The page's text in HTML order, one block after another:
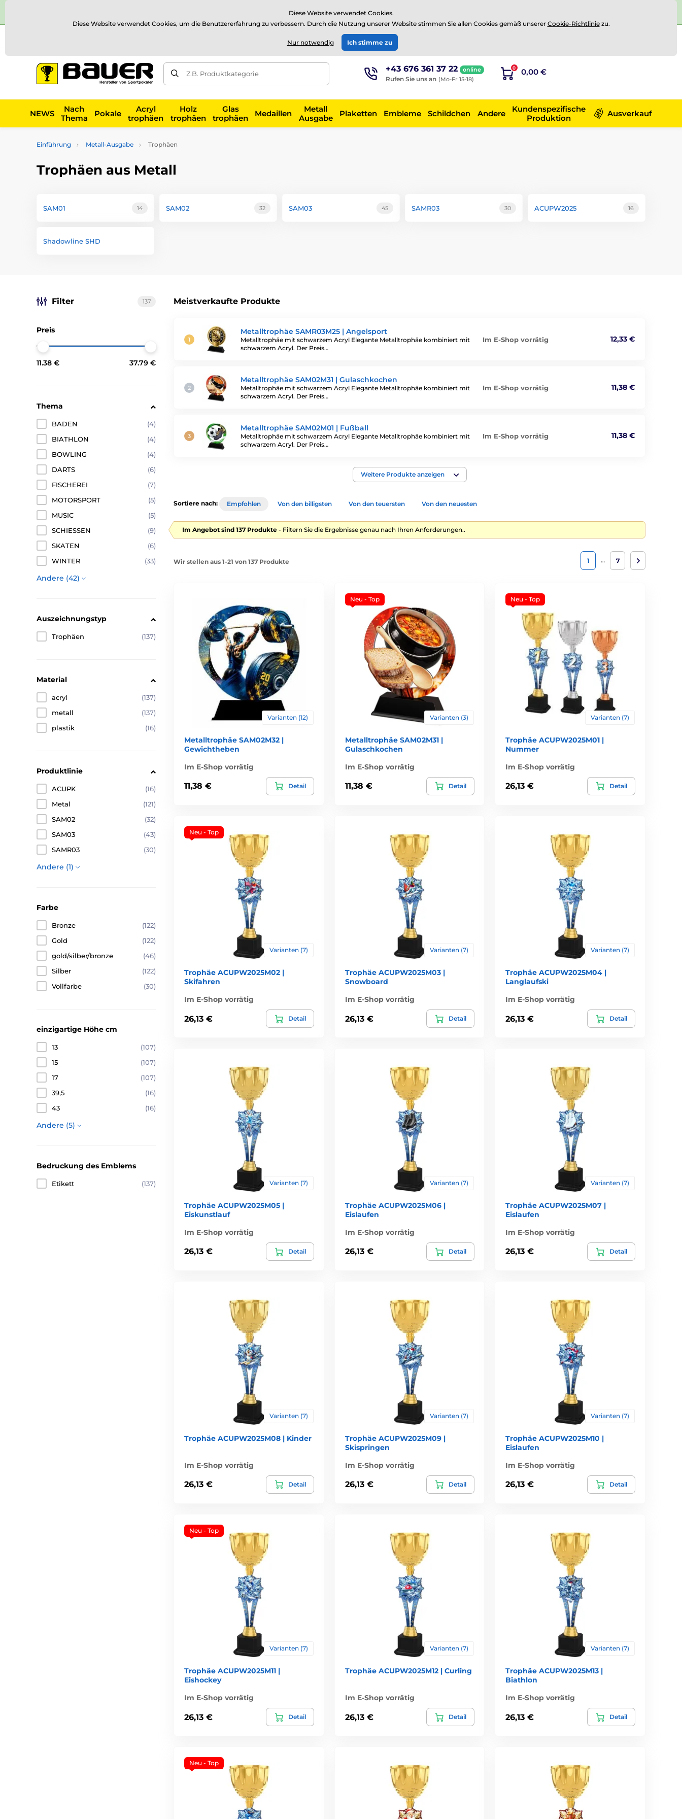
⭐Siehe 504 verifizierte Bewertungen aufTrustpilot
EUR
Z.B. Produktkategorie +43 676 361 37 22 online
Rufen Sie uns an (Mo-Fr 15-18)
0 0,00 €
NEWS
Nach
Thema
Pokale
Acryl
trophäen
Holz
trophäen
Glas
trophäen
Medaillen
Metall
Ausgabe
Plaketten Embleme Schildchen Andere
Kundenspezifische
Produktion
Ausverkauf
Einführung Metall-Ausgabe Trophäen
Trophäen aus Metall
SAM01 14 SAM02 32 SAM03 45 SAMR03 30 ACUPW2025 16
Shadowline SHD
Meistverkaufte Produkte
Metalltrophäe SAMR03M25 | Angelsport
Metalltrophäe mit schwarzem Acryl Elegante Metalltrophäe kombiniert mit
schwarzem Acryl. Der Preis…
Im E-Shop vorrätig 12,33 €
Metalltrophäe SAM02M31 | Gulaschkochen
Metalltrophäe mit schwarzem Acryl Elegante Metalltrophäe kombiniert mit
schwarzem Acryl. Der Preis…
Im E-Shop vorrätig 11,38 €
Metalltrophäe SAM02M01 | Fußball
Metalltrophäe mit schwarzem Acryl Elegante Metalltrophäe kombiniert mit
schwarzem Acryl. Der Preis…
Im E-Shop vorrätig 11,38 €
Weitere Produkte anzeigen
Filter 137
Preis
11.38 € 37.79 €
Thema
BADEN
(4)
BIATHLON
(4)
BOWLING
(4)
DARTS
(6)
FISCHEREI
(7)
MOTORSPORT
(5)
MUSIC
(5)
SCHIESSEN
(9)
SKATEN
(6)
WINTER
(33)
Andere (42)
Auszeichnungstyp
Trophäen (137)
Material
acryl
(137)
metall
(137)
plastik
(16)
Produktlinie
ACUPK
(16)
Metal
(121)
SAM02
(32)
SAM03
(43)
SAMR03
(30)
Andere (1)
Farbe
Bronze
(122)
Gold
(122)
gold/silber/bronze
(46)
Silber
(122)
Vollfarbe
(30)
einzigartige Höhe cm
13
(107)
15
(107)
17
(107)
39,5
(16)
43
(16)
Andere (5)
Bedruckung des Emblems
Etikett (137)
Sortiere nach: Empfohlen Von den billigsten Von den teuersten Von den neuesten
Im Angebot sind 137 Produkte - Filtern Sie die Ergebnisse genau nach Ihren Anforderungen..
Wir stellen aus 1-21 von 137 Produkte 1 … 7
Varianten (12)
Metalltrophäe SAM02M32 |
Gewichtheben
Im E-Shop vorrätig
11,38 € Detail
Neu - Top
Varianten (3)
Metalltrophäe SAM02M31 |
Gulaschkochen
Im E-Shop vorrätig
11,38 € Detail
Neu - Top
Varianten (7)
Trophäe ACUPW2025M01 |
Nummer
Im E-Shop vorrätig
26,13 € Detail
Neu - Top
Varianten (7)
Trophäe ACUPW2025M02 |
Skifahren
Im E-Shop vorrätig
26,13 € Detail
Varianten (7)
Trophäe ACUPW2025M03 |
Snowboard
Im E-Shop vorrätig
26,13 € Detail
Varianten (7)
Trophäe ACUPW2025M04 |
Langlaufski
Im E-Shop vorrätig
26,13 € Detail
Varianten (7)
Trophäe ACUPW2025M05 |
Eiskunstlauf
Im E-Shop vorrätig
26,13 € Detail
Varianten (7)
Trophäe ACUPW2025M06 |
Eislaufen
Im E-Shop vorrätig
26,13 € Detail
Varianten (7)
Trophäe ACUPW2025M07 |
Eislaufen
Im E-Shop vorrätig
26,13 € Detail
Varianten (7)
Trophäe ACUPW2025M08 | Kinder
Im E-Shop vorrätig
26,13 € Detail
Varianten (7)
Trophäe ACUPW2025M09 |
Skispringen
Im E-Shop vorrätig
26,13 € Detail
Varianten (7)
Trophäe ACUPW2025M10 |
Eislaufen
Im E-Shop vorrätig
26,13 € Detail
Neu - Top
Varianten (7)
Trophäe ACUPW2025M11 |
Eishockey
Im E-Shop vorrätig
26,13 € Detail
Varianten (7)
Trophäe ACUPW2025M12 | Curling
Im E-Shop vorrätig
26,13 € Detail
Varianten (7)
Trophäe ACUPW2025M13 |
Biathlon
Im E-Shop vorrätig
26,13 € Detail
Neu - Top
Diese Website verwendet Cookies.
Diese Website verwendet Cookies, um die Benutzererfahrung zu verbessern. Durch die Nutzung unserer Website stimmen Sie allen Cookies gemäß unserer Cookie-Richtliniezu.
Nur notwendig Ich stimme zu